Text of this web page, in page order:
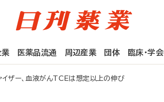
業 医薬品流通 周辺産業 団体 臨床・学会
イザー、血液がんTCEは想定以上の伸び